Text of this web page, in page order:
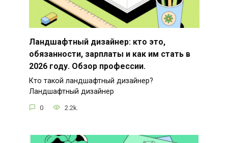
Ландшафтный дизайнер: кто это,
обязанности, зарплаты и как им стать в
2026 году. Обзор профессии.
Кто такой ландшафтный дизайнер?
Ландшафтный дизайнер
0 2.2k.